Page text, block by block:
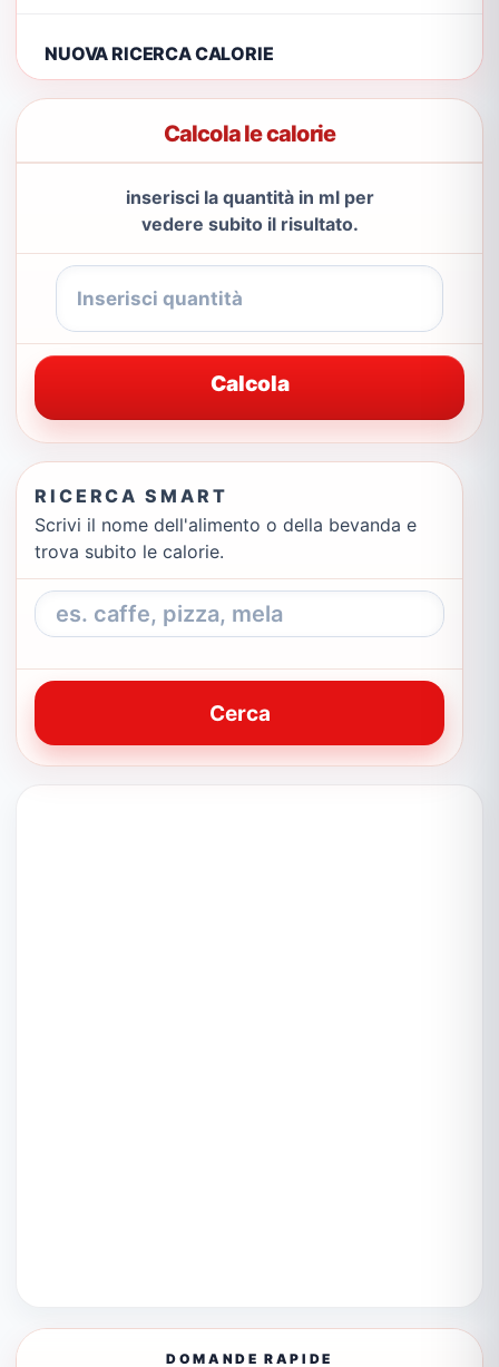
NUOVA RICERCA CALORIE
Calcola le calorie
inserisci la quantità in ml per
vedere subito il risultato.
Calcola
RICERCA SMART
Scrivi il nome dell'alimento o della bevanda e
trova subito le calorie.
Cerca
DOMANDE RAPIDE